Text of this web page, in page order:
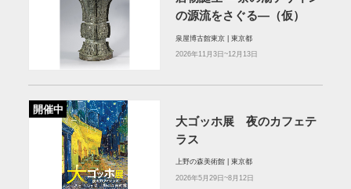
の源流をさぐる―（仮）
泉屋博古館東京 | 東京都
2026年11月3日~12月13日
開催中
大ゴッホ展 夜のカフェテ
ラス
上野の森美術館 | 東京都
2026年5月29日~8月12日